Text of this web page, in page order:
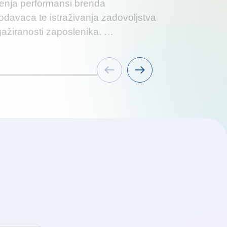
performansi brenda
te istraživanja zadovoljstva
zaposlenika. …